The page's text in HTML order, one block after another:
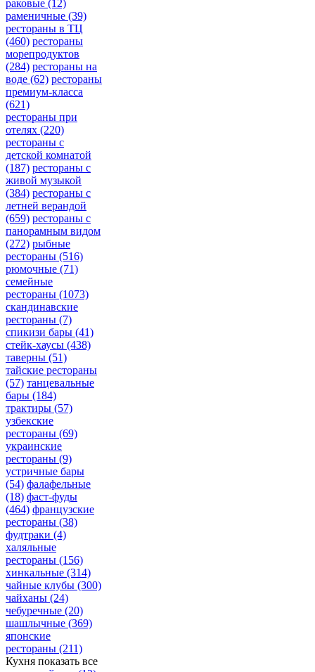
раковые (12)
раменичные (39)
рестораны в ТЦ
(460) рестораны
морепродуктов
(284) рестораны на
воде (62) рестораны
премиум-класса
(621)
рестораны при
отелях (220)
рестораны с
детской комнатой
(187) рестораны с
живой музыкой
(384) рестораны с
летней верандой
(659) рестораны с
панорамным видом
(272) рыбные
рестораны (516)
рюмочные (71)
семейные
рестораны (1073)
скандинавские
рестораны (7)
спикизи бары (41)
стейк-хаусы (438)
таверны (51)
тайские рестораны
(57) танцевальные
бары (184)
трактиры (57)
узбекские
рестораны (69)
украинские
рестораны (9)
устричные бары
(54) фалафельные
(18) фаст-фуды
(464) французские
рестораны (38)
фудтраки (4)
халяльные
рестораны (156)
хинкальные (314)
чайные клубы (300)
чайханы (24)
чебуречные (20)
шашлычные (369)
японские
рестораны (211)
Кухня показать все